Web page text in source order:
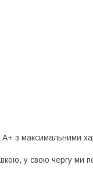
А+ з максимальними
у свою чергу ми